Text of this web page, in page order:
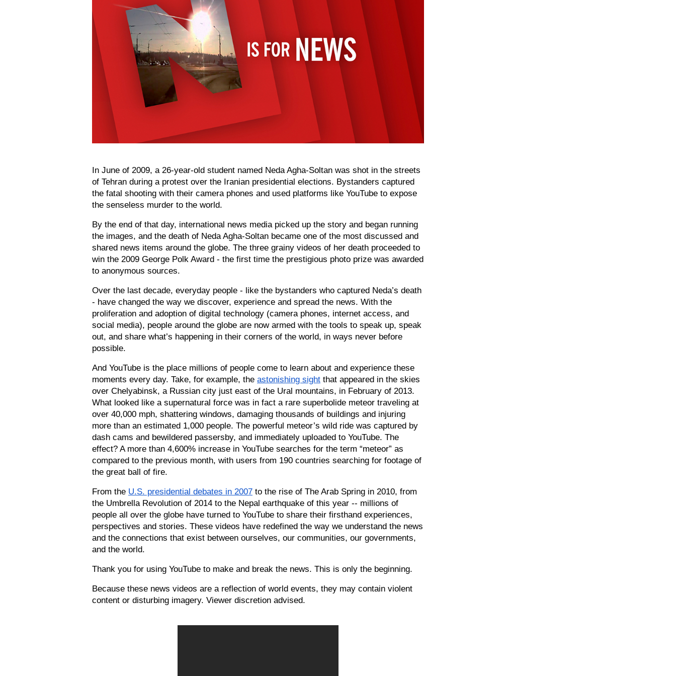
In June of 2009, a 26-year-old student named Neda Agha-Soltan was shot in the streets
of Tehran during a protest over the Iranian presidential elections. Bystanders captured
the fatal shooting with their camera phones and used platforms like YouTube to expose
the senseless murder to the world.
By the end of that day, international news media picked up the story and began running
the images, and the death of Neda Agha-Soltan became one of the most discussed and
shared news items around the globe. The three grainy videos of her death proceeded to
win the 2009 George Polk Award - the first time the prestigious photo prize was awarded
to anonymous sources.
Over the last decade, everyday people - like the bystanders who captured Neda’s death
- have changed the way we discover, experience and spread the news. With the
proliferation and adoption of digital technology (camera phones, internet access, and
social media), people around the globe are now armed with the tools to speak up, speak
out, and share what’s happening in their corners of the world, in ways never before
possible.
And YouTube is the place millions of people come to learn about and experience these
moments every day. Take, for example, the astonishing sight that appeared in the skies
over Chelyabinsk, a Russian city just east of the Ural mountains, in February of 2013.
What looked like a supernatural force was in fact a rare superbolide meteor traveling at
over 40,000 mph, shattering windows, damaging thousands of buildings and injuring
more than an estimated 1,000 people. The powerful meteor’s wild ride was captured by
dash cams and bewildered passersby, and immediately uploaded to YouTube. The
effect? A more than 4,600% increase in YouTube searches for the term “meteor” as
compared to the previous month, with users from 190 countries searching for footage of
the great ball of fire.
From the U.S. presidential debates in 2007 to the rise of The Arab Spring in 2010, from
the Umbrella Revolution of 2014 to the Nepal earthquake of this year -- millions of
people all over the globe have turned to YouTube to share their firsthand experiences,
perspectives and stories. These videos have redefined the way we understand the news
and the connections that exist between ourselves, our communities, our governments,
and the world.
Thank you for using YouTube to make and break the news. This is only the beginning.
Because these news videos are a reflection of world events, they may contain violent
content or disturbing imagery. Viewer discretion advised.